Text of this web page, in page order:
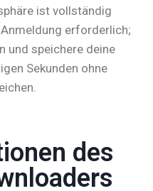
ist vollständig
erforderlich;
und speichere deine
Sekunden ohne
des